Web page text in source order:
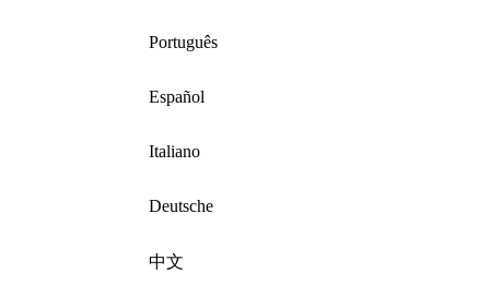
Português
Español
Italiano
Deutsche
中文